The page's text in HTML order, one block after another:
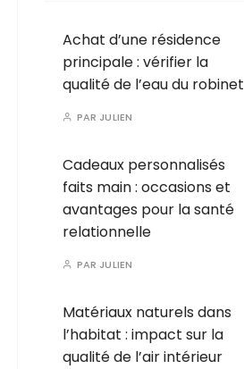
Achat d’une résidence
principale : vérifier la
qualité de l’eau du robinet
PAR JULIEN
Cadeaux personnalisés
faits main : occasions et
avantages pour la santé
relationnelle
PAR JULIEN
Matériaux naturels dans
l’habitat : impact sur la
qualité de l’air intérieur